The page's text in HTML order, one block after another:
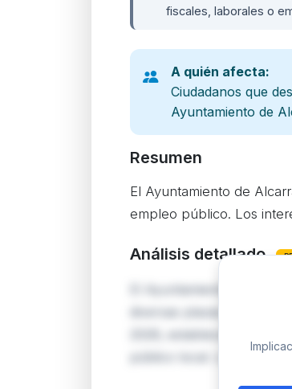
fiscales, laborales o
A quién afecta:
Ciudadanos que
Ayuntamiento de
Resumen
El Ayuntamiento de
empleo público. Los
Análisis detallado
El Ayuntamiento de
diversas plazas en su
2026, establece el
público local. Los